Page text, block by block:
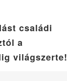
családi
a
világszerte!